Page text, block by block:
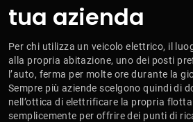
tua azienda
Per chi utilizza un veicolo elettrico, il
alla propria abitazione, uno dei posti
l’auto, ferma per molte ore durante la
Sempre più aziende scelgono quindi di
nell’ottica di elettrificare la propria
semplicemente per offrire dei punti di